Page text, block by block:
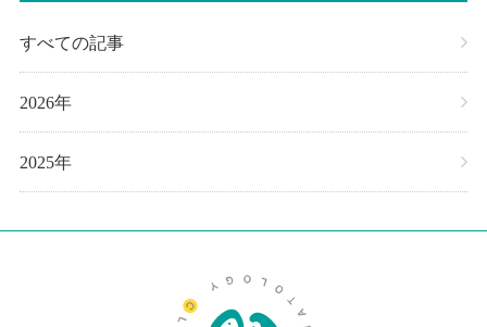
すべての記事
2026年
2025年